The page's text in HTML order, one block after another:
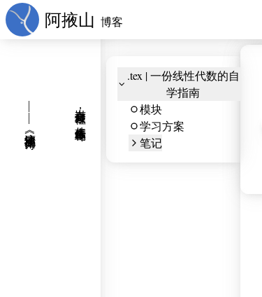
阿掖山 博客
岂有文章倾社稷，从来佞幸覆乾坤
——
.tex | 一份线性代数的自
学指南
模块
学习方案
笔记